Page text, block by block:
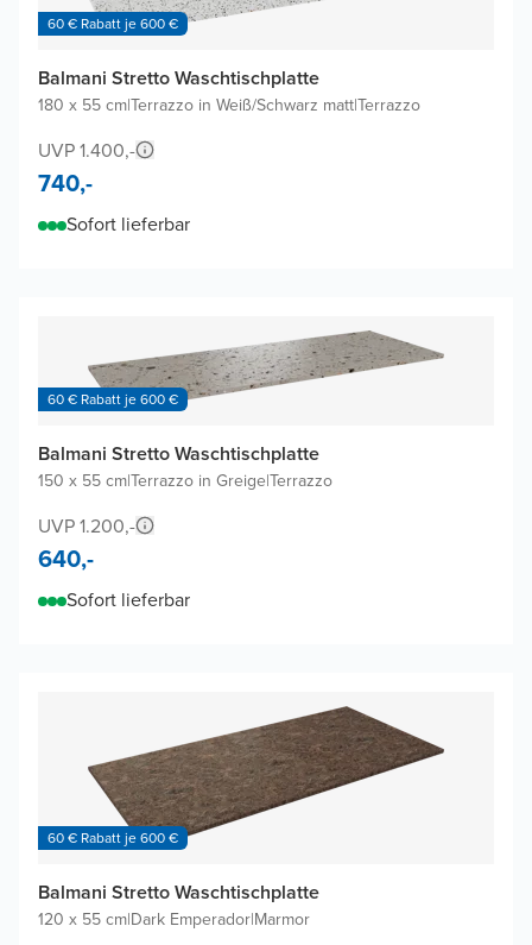
60 € Rabatt je 600 €
Balmani Stretto Waschtischplatte
180 x 55 cm|Terrazzo in Weiß/Schwarz matt|Terrazzo
UVP 1.400,-
740,-
Sofort lieferbar
60 € Rabatt je 600 €
Balmani Stretto Waschtischplatte
150 x 55 cm|Terrazzo in Greige|Terrazzo
UVP 1.200,-
640,-
Sofort lieferbar
60 € Rabatt je 600 €
Balmani Stretto Waschtischplatte
120 x 55 cm|Dark Emperador|Marmor